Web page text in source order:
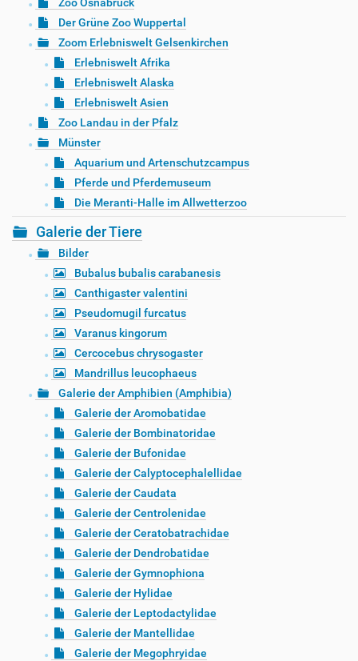
Zoo Osnabrück
Der Grüne Zoo Wuppertal
Zoom Erlebniswelt Gelsenkirchen
Erlebniswelt Afrika
Erlebniswelt Alaska
Erlebniswelt Asien
Zoo Landau in der Pfalz
Münster
Aquarium und Artenschutzcampus
Pferde und Pferdemuseum
Die Meranti-Halle im Allwetterzoo
Galerie der Tiere
Bilder
Bubalus bubalis carabanesis
Canthigaster valentini
Pseudomugil furcatus
Varanus kingorum
Cercocebus chrysogaster
Mandrillus leucophaeus
Galerie der Amphibien (Amphibia)
Galerie der Aromobatidae
Galerie der Bombinatoridae
Galerie der Bufonidae
Galerie der Calyptocephalellidae
Galerie der Caudata
Galerie der Centrolenidae
Galerie der Ceratobatrachidae
Galerie der Dendrobatidae
Galerie der Gymnophiona
Galerie der Hylidae
Galerie der Leptodactylidae
Galerie der Mantellidae
Galerie der Megophryidae